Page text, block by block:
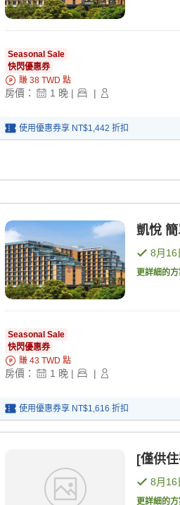
Seasonal Sale
快閃優惠券
賺 38 TWD 點
房價： 1 晚 | |
使用優惠券享 NT$1,442 折扣
凱悅
8月16
更詳細的
Seasonal Sale
快閃優惠券
賺 43 TWD 點
房價： 1 晚 | |
使用優惠券享 NT$1,616 折扣
[僅供
8月16
更詳細的